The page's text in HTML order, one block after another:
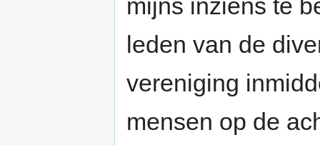
leden van de
vereniging
mensen op de